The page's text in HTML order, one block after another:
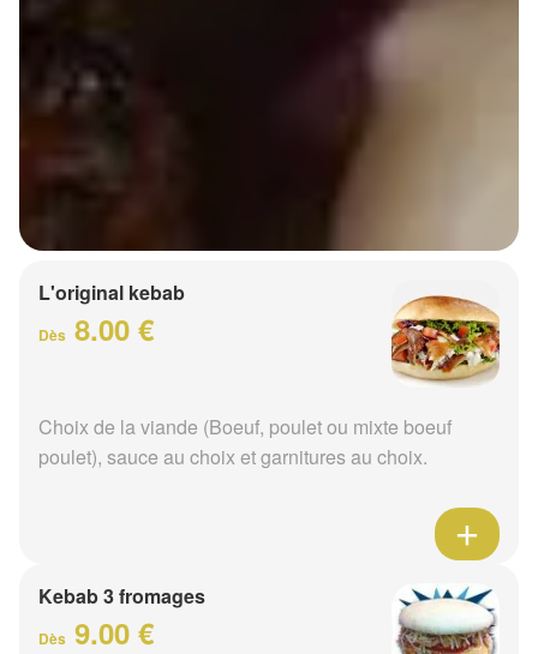
L'original kebab
Dès 8.00 €
Choix de la viande (Boeuf, poulet ou mixte boeuf
poulet), sauce au choix et garnitures au choix.
Kebab 3 fromages
Dès 9.00 €